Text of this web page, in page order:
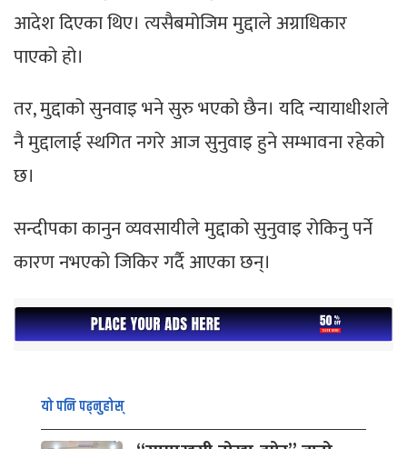
आदेश दिएका थिए। त्यसैबमोजिम मुद्दाले अग्राधिकार
पाएको हो।
तर, मुद्दाको सुनवाइ भने सुरु भएको छैन। यदि न्यायाधीशले
नै मुद्दालाई स्थगित नगरे आज सुनुवाइ हुने सम्भावना रहेको
छ।
सन्दीपका कानुन व्यवसायीले मुद्दाको सुनुवाइ रोकिनु पर्ने
कारण नभएको जिकिर गर्दै आएका छन्।
यो पनि पढ्नुहोस्